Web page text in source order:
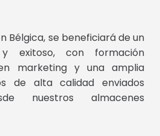
Bélgica, se beneficiará de un
exitoso, con formación
marketing y una amplia
de alta calidad enviados
nuestros almacenes